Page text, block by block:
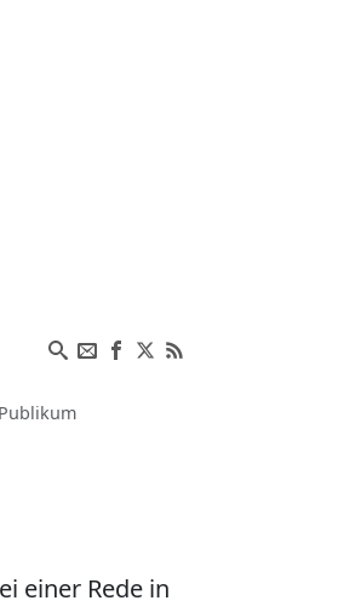
einer Rede in